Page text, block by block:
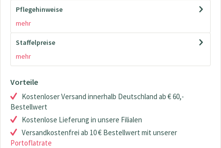
Pflegehinweise
mehr
Staffelpreise
mehr
Vorteile
Kostenloser Versand innerhalb Deutschland ab € 60,-
Bestellwert
Kostenlose Lieferung in unsere Filialen
Versandkostenfrei ab 10 € Bestellwert mit unserer
Portoflatrate